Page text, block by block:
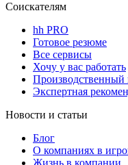
Соискателям
hh PRO
Готовое резюме
Все сервисы
Хочу у вас работать
Производственный
Экспертная
Новости и статьи
Блог
О компаниях в